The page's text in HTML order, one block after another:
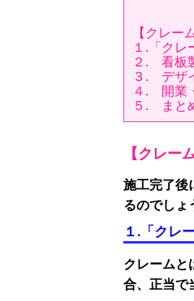
【クレー
１.「クレ
２. 看板
３. デザ
４. 開業
５. まと
【クレー
施工完了後
るのでしょ
１.「クレ
クレームと
合、正当で